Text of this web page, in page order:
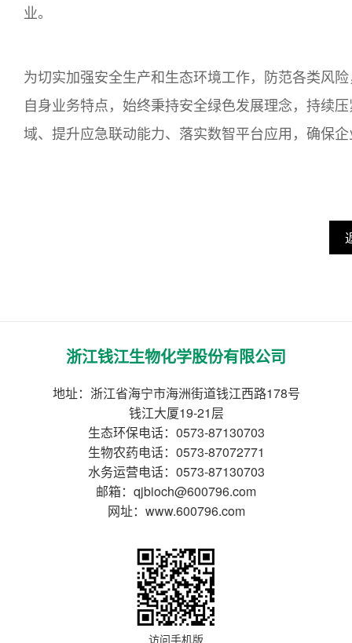
业。
为切实加强安全生产和生态环境工作，防范各类风
自身业务特点，始终秉持安全绿色发展理念，持续
域、提升应急联动能力、落实数智平台应用，确保
浙江钱江生物化学股份有限公司
地址：浙江省海宁市海洲街道钱江西路178号
钱江大厦19-21层
生态环保电话：0573-87130703
生物农药电话：0573-87072771
水务运营电话：0573-87130703
邮箱：qjbioch@600796.com
网址：www.600796.com
访问手机版